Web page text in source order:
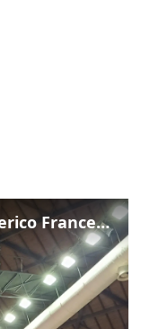
I messaggi di affetto per Federico Franceschin: così il mondo del basket gli è stato accanto fino all’ultimo